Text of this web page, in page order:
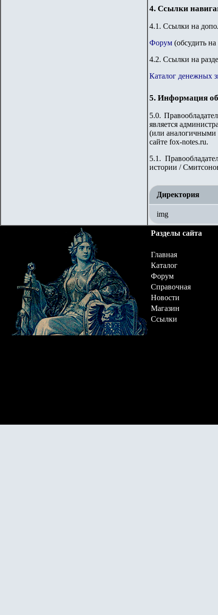
4. Ссылки
4.1. Ссылки на
Форум (обсудить
4.2. Ссылки на
Каталог денежных
5. Информация
5.0.
является
(или аналогичными
сайте fox-notes.ru.
5.1.
истории /
Директория
img
Разделы сайта
Главная
Каталог
Форум
Справочная
Новости
Магазин
Ссылки